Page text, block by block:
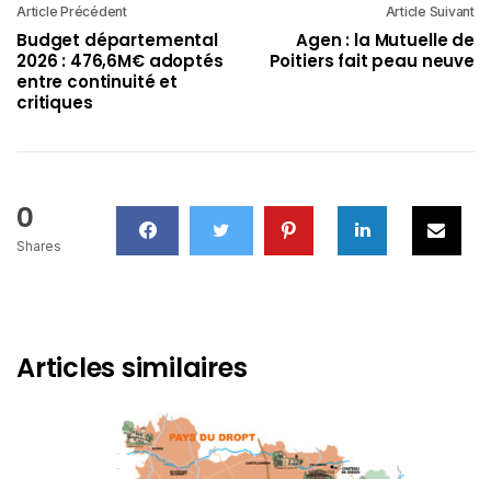
Article Précédent
Budget départemental
2026 : 476,6M€ adoptés
entre continuité et
critiques
Article Suivant
Agen : la Mutuelle de
Poitiers fait peau neuve
0
Shares
Articles similaires